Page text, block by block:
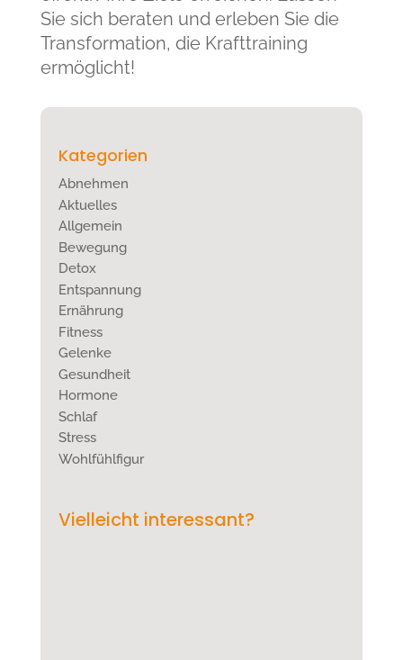
Sie sich beraten und erleben Sie die
Transformation, die Krafttraining
ermöglicht!
Kategorien
Abnehmen
Aktuelles
Allgemein
Bewegung
Detox
Entspannung
Ernährung
Fitness
Gelenke
Gesundheit
Hormone
Schlaf
Stress
Wohlfühlfigur
Vielleicht interessant?